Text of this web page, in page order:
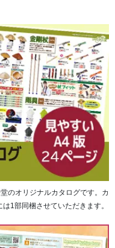
のオリジナルカタログです。カ
1部同梱させていただきます。